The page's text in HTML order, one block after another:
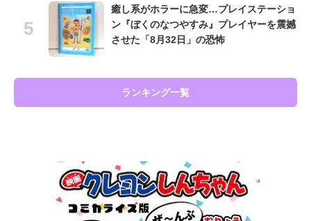
癒し系がホラーに急変…プレイステーショ
ン『ぼくのなつやすみ』プレイヤーを震撼
させた「8月32日」の恐怖
ランキング一覧